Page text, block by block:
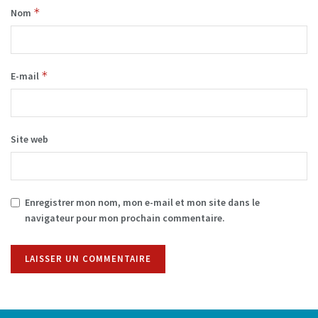
Nom *
E-mail *
Site web
Enregistrer mon nom, mon e-mail et mon site dans le
navigateur pour mon prochain commentaire.